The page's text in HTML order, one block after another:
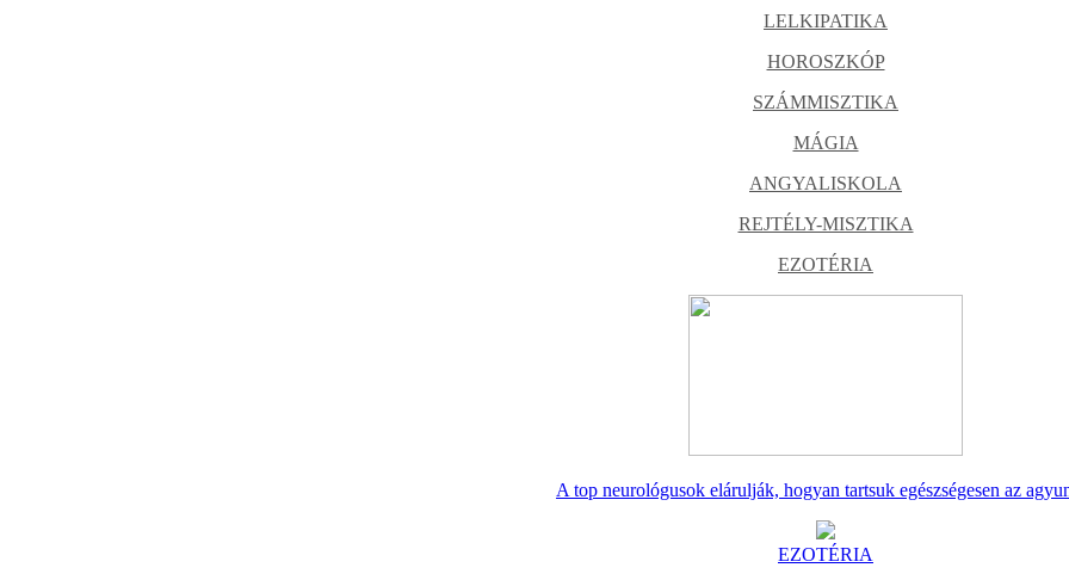
LELKIPATIKA
HOROSZKÓP
SZÁMMISZTIKA
MÁGIA
ANGYALISKOLA
REJTÉLY-MISZTIKA
EZOTÉRIA
A top neurológusok elárulják, hogyan tartsuk egészségesen az
EZOTÉRIA